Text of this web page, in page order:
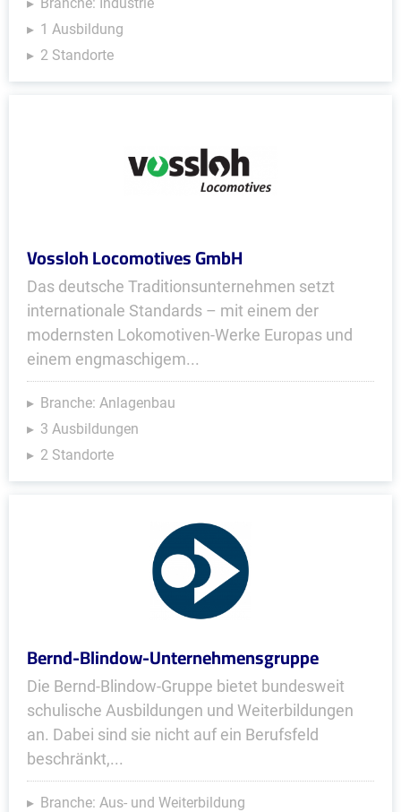
1 Ausbildung
2 Standorte
Vossloh Locomotives GmbH
Das deutsche Traditionsunternehmen setzt
internationale Standards – mit einem der
modernsten Lokomotiven-Werke Europas und
einem engmaschigem...
Branche: Anlagenbau
3 Ausbildungen
2 Standorte
Bernd-Blindow-Unternehmensgruppe
Die Bernd-Blindow-Gruppe bietet bundesweit
schulische Ausbildungen und Weiterbildungen
an. Dabei sind sie nicht auf ein Berufsfeld
beschränkt,...
Branche: Aus- und Weiterbildung